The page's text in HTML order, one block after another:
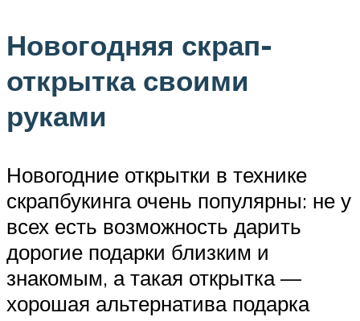
Новогодняя скрап-
открытка своими
руками
Новогодние открытки в технике
скрапбукинга очень популярны: не у
всех есть возможность дарить
дорогие подарки близким и
знакомым, а такая открытка —
хорошая альтернатива подарка